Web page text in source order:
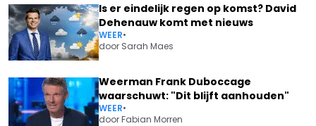
Is er eindelijk regen op komst? David
Dehenauw komt met nieuws
WEER•
door Sarah Maes
Weerman Frank Duboccage
waarschuwt: "Dit blijft aanhouden"
WEER•
doorFabian Morren